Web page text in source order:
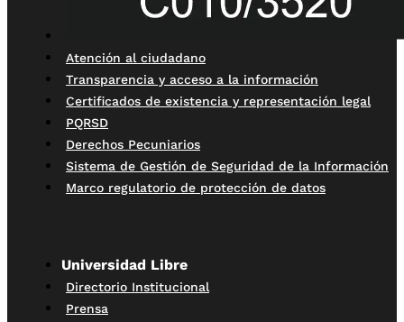
Atención al ciudadano
Transparencia y acceso a la información
Certificados de existencia y representación legal
PQRSD
Derechos Pecuniarios
Sistema de Gestión de Seguridad de la Información
Marco regulatorio de protección de datos
Universidad Libre
Directorio Institucional
Prensa